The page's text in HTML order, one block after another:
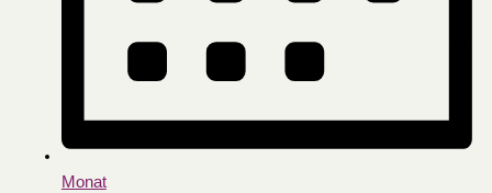
Monat